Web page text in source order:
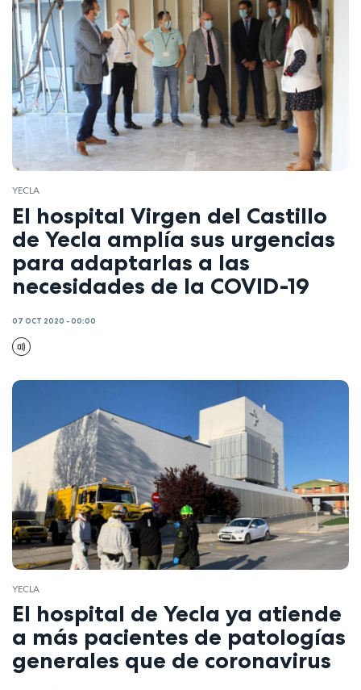
YECLA
El hospital Virgen del Castillo
de Yecla amplía sus urgencias
para adaptarlas a las
necesidades de la COVID-19
07 OCT 2020 - 00:00
YECLA
El hospital de Yecla ya atiende
a más pacientes de patologías
generales que de coronavirus